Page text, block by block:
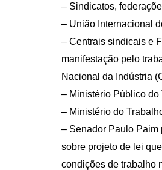
– Sindicatos,
– União Internacional
– Centrais sindicais e
manifestação pelo
Nacional da Indústria
– Ministério Público do
– Ministério do
– Senador Paulo
sobre projeto de lei
condições de trabalho